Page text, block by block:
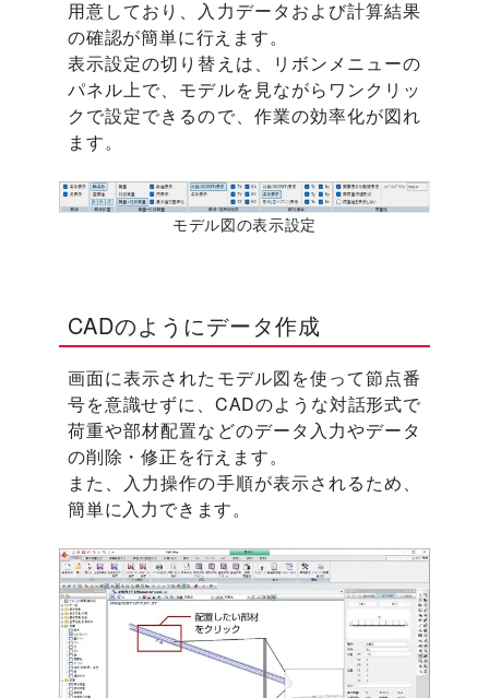
用意しており、入力データおよび計算結果
の確認が簡単に行えます。
表示設定の切り替えは、リボンメニューの
パネル上で、モデルを見ながらワンクリッ
クで設定できるので、作業の効率化が図れ
ます。
モデル図の表示設定
CADのようにデータ作成
画面に表示されたモデル図を使って節点番
号を意識せずに、CADのような対話形式で
荷重や部材配置などのデータ入力やデータ
の削除・修正を行えます。
また、入力操作の手順が表示されるため、
簡単に入力できます。